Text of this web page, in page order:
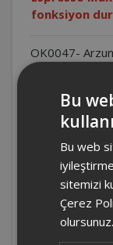
fonksiyon
OK0047-
Makinesi
OK0047-
Espresso
OK0047-
Espresso
Bu
Bu web
sitemizi
Çerez
olursunuz.